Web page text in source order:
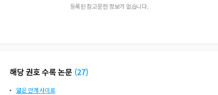
등록된 참고문헌 정보가 없습니다.
해당 권호 수록 논문 (27)
엷은 안개 사이로